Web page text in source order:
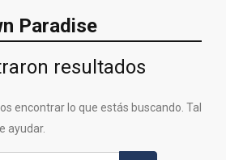
Paradise
resultados
encontrar lo que estás buscando. Tal
ayudar.